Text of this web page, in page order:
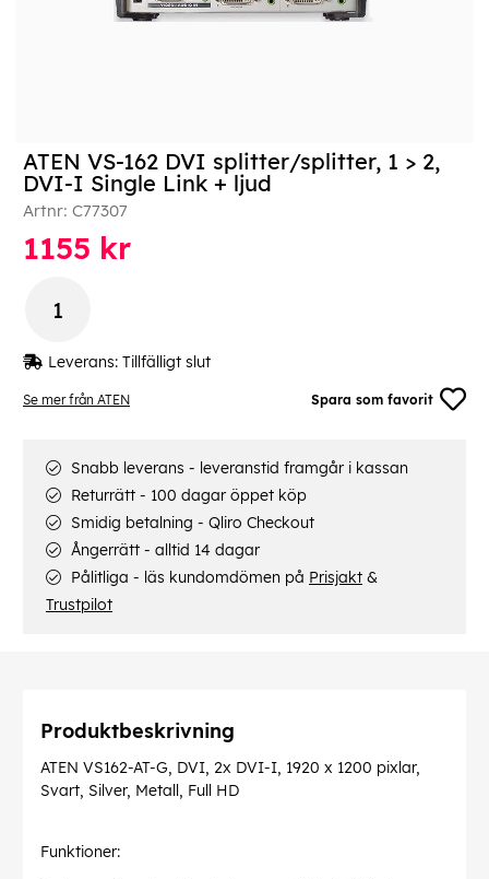
Se mer från ATEN Spara som favorit
ATEN VS-162 DVI splitter/splitter, 1 > 2,
DVI-I Single Link + ljud
Artnr: C77307
1155 kr
Leverans: Tillfälligt slut
Snabb leverans - leveranstid framgår i kassan
Returrätt - 100 dagar öppet köp
Smidig betalning - Qliro Checkout
Ångerrätt - alltid 14 dagar
Pålitliga - läs kundomdömen på Prisjakt &
Trustpilot
Produktbeskrivning
ATEN VS162-AT-G, DVI, 2x DVI-I, 1920 x 1200 pixlar,
Svart, Silver, Metall, Full HD
Funktioner: